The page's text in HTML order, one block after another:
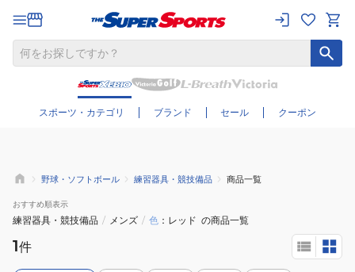
スポーツ・カテゴリ ブランド セール クーポン
さらに絞り込む
野球・ソフトボール 練習器具・競技備品 商品一覧
おすすめ順表示
練習器具・競技備品 / メンズ / 色 レッド の商品一覧
1件